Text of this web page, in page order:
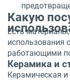
Какую
Есть
использования
работающими
Керамика и
Керамическая и